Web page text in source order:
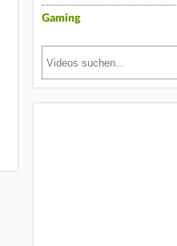
Gaming